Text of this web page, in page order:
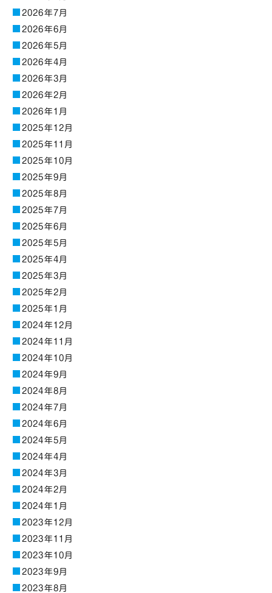
2026年7月
2026年6月
2026年5月
2026年4月
2026年3月
2026年2月
2026年1月
2025年12月
2025年11月
2025年10月
2025年9月
2025年8月
2025年7月
2025年6月
2025年5月
2025年4月
2025年3月
2025年2月
2025年1月
2024年12月
2024年11月
2024年10月
2024年9月
2024年8月
2024年7月
2024年6月
2024年5月
2024年4月
2024年3月
2024年2月
2024年1月
2023年12月
2023年11月
2023年10月
2023年9月
2023年8月